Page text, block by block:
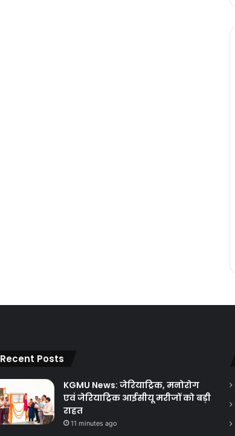
Recent Posts
KGMU News: जेरियाट्रिक, मनोरोग
एवं जेरियाट्रिक आईसीयू मरीजों को बड़ी
राहत
11 minutes ago